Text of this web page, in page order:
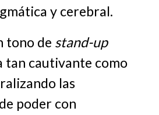
y cerebral.
tono de stand-up
cautivante como
las
poder con